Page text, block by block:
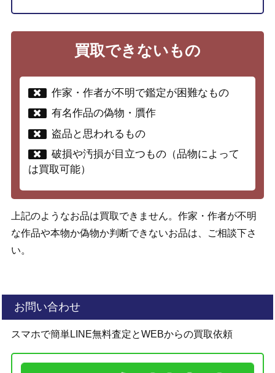
買取できないもの
作家・作者が不明で鑑定が困難なもの
有名作品の偽物・贋作
盗品と思われるもの
破損や汚損が目立つもの（品物によって
は買取可能）
上記のようなお品は買取できません。作家・作者が不明
な作品や本物か偽物か判断できないお品は、ご相談下さ
い。
お問い合わせ
スマホで簡単LINE無料査定とWEBからの買取依頼